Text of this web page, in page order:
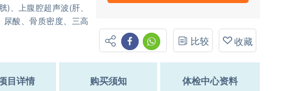
、上腹腔超声波(肝、
酸、骨质密度、三高
比较 收藏
目详情 购买须知 体检中心资料